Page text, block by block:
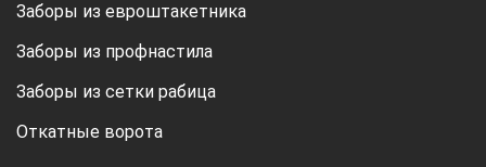
Заборы из евроштакетника
Заборы из профнастила
Заборы из сетки рабица
Откатные ворота